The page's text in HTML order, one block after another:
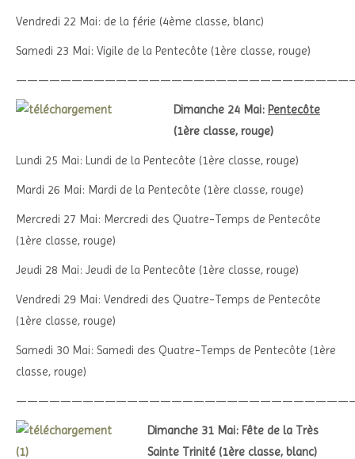
Vendredi 22 Mai: de la férie (4ème classe, blanc)
Samedi 23 Mai: Vigile de la Pentecôte (1ère classe, rouge)
Dimanche 24 Mai: Pentecôte
(1ère classe, rouge)
Lundi 25 Mai: Lundi de la Pentecôte (1ère classe, rouge)
Mardi 26 Mai: Mardi de la Pentecôte (1ère classe, rouge)
Mercredi 27 Mai: Mercredi des Quatre-Temps de Pentecôte
(1ère classe, rouge)
Jeudi 28 Mai: Jeudi de la Pentecôte (1ère classe, rouge)
Vendredi 29 Mai: Vendredi des Quatre-Temps de Pentecôte
(1ère classe, rouge)
Samedi 30 Mai: Samedi des Quatre-Temps de Pentecôte (1ère
classe, rouge)
Dimanche 31 Mai: Fête de la Très
Sainte Trinité (1ère classe, blanc)